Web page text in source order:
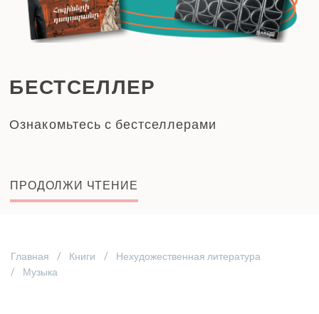
БЕСТСЕЛЛЕР
Ознакомьтесь с бестселлерами
ПРОДОЛЖИ ЧТЕНИЕ
Главная Книги
Нехудожественная литература
Музыка